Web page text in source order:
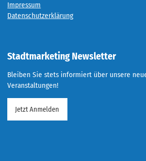
Impressum
Datenschutzerklärung
Stadtmarketing Newsletter
Bleiben Sie stets informiert über unsere
Veranstaltungen!
Jetzt Anmelden